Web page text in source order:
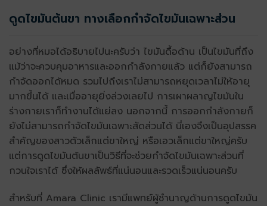
ดูดไขมันต้นขา ทางเลือกกำจัดไขมันเฉพาะส่วน
อย่างที่หมอได้อธิบายไปนะครับว่า ไขมันดื้อด้าน เป็นไขมันที่ถึง
แม้ว่าจะควบคุมอาหารและออกกำลังกายแล้ว แต่ก็ยังสามารถ
กำจัดออกได้หมด รวมไปถึงเราไม่สามารถหยุดเวลาไม่ให้อายุ
มากขึ้นได้ และเมื่ออายุยิ่งล่วงเลยไป การเผาผลาญไขมันใน
ร่างกายเราก็ทำงานได้แย่ลง นอกจากนี้ การออกกำลังกายก็
ยังไม่สามารถกำจัดไขมันเฉพาะสัดส่วนได้ นี่เองจึงเป็นอุปสรรค
สำคัญของสาวตัวเล็กแต่ขาใหญ่ หรือเอวเล็กแต่ขาใหญ่ครับ
แต่การดูดไขมันต้นขาเป็นวิธีที่จะช่วยกำจัดไขมันเฉพาะส่วนที่
กวนใจเราได้ ซึ่งให้ผลลัพธ์ที่แน่นอนและรวดเร็วแน่นอนครับ
สำหรับที่ Amara Clinic เรามีแพทย์ผู้ชำนาญด้านการดูดไขมัน